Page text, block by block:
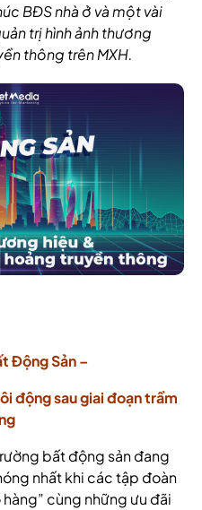
BĐS nhà ở và một vài
trị hình ảnh thương
thông trên MXH.
Động Sản –
động sau giai đoạn trầm
bất động sản đang
nhất khi các tập đoàn
cùng những ưu đãi